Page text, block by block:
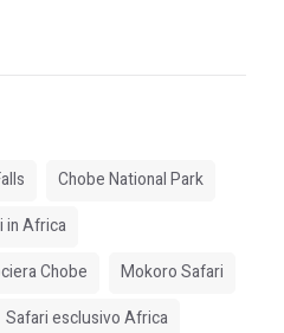
Chobe National Park
in Africa
Chobe
Mokoro Safari
Safari esclusivo Africa